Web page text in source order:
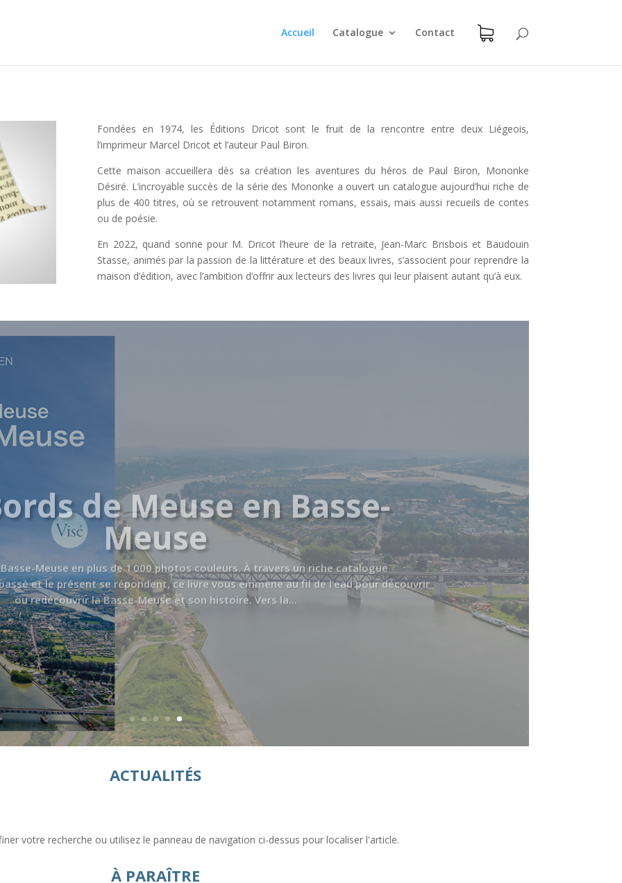
Accueil Catalogue Contact
Fondées en 1974, les Éditions Dricot sont le fruit de la rencontre entre deux Liégeois,
l’imprimeur Marcel Dricot et l’auteur Paul Biron.
Cette maison accueillera dès sa création les aventures du héros de Paul Biron, Mononke
Désiré. L’incroyable succès de la série des Mononke a ouvert un catalogue aujourd’hui riche de
plus de 400 titres, où se retrouvent notamment romans, essais, mais aussi recueils de contes
ou de poésie.
En 2022, quand sonne pour M. Dricot l’heure de la retraite, Jean-Marc Brisbois et Baudouin
Stasse, animés par la passion de la littérature et des beaux livres, s’associent pour reprendre la
maison d’édition, avec l’ambition d’offrir aux lecteurs des livres qui leur plaisent autant qu’à eux.
de Meuse en Basse-
Meuse
Meuse en plus de 1 000 photos couleurs. À travers un riche catalogue
et le présent se répondent, ce livre vous emmène au fil de l’eau pour découvrir
ou redécouvrir la Basse-Meuse et son histoire. Vers la...
ACTUALITÉS
votre recherche ou utilisez le panneau de navigation ci-dessus pour localiser l'article.
À PARAÎTRE